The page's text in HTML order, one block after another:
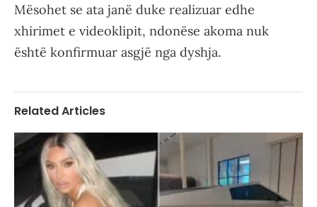
Mësohet se ata janë duke realizuar edhe
xhirimet e videoklipit, ndonëse akoma nuk
është konfirmuar asgjë nga dyshja.
Related Articles